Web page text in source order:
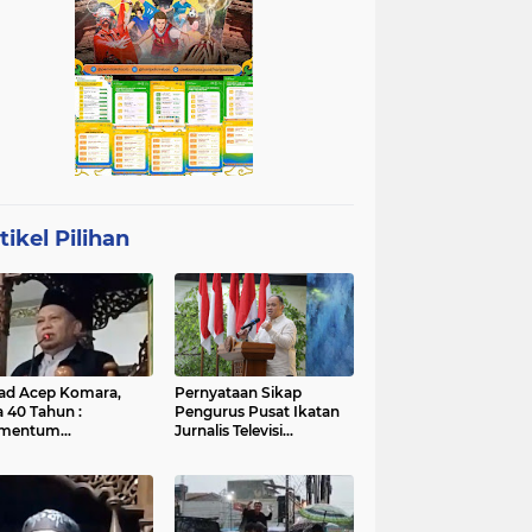
Pilihan
Acep Komara,
40 Tahun :
Pernyataan Sikap
Pengurus Pusat Ikatan
Jurnalis Televisi